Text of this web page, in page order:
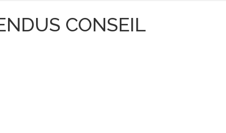
CONSEIL